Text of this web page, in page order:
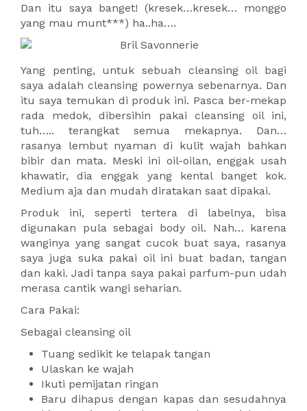
Dan itu saya banget! (kresek…kresek… monggo
yang mau munt***) ha..ha….
Yang penting, untuk sebuah cleansing oil bagi
saya adalah cleansing powernya sebenarnya. Dan
itu saya temukan di produk ini. Pasca ber-mekap
rada medok, dibersihin pakai cleansing oil ini,
tuh….. terangkat semua mekapnya. Dan…
rasanya lembut nyaman di kulit wajah bahkan
bibir dan mata. Meski ini oil-oilan, enggak usah
khawatir, dia enggak yang kental banget kok.
Medium aja dan mudah diratakan saat dipakai.
Produk ini, seperti tertera di labelnya, bisa
digunakan pula sebagai body oil. Nah… karena
wanginya yang sangat cucok buat saya, rasanya
saya juga suka pakai oil ini buat badan, tangan
dan kaki. Jadi tanpa saya pakai parfum-pun udah
merasa cantik wangi seharian.
Cara Pakai:
Sebagai cleansing oil
Tuang sedikit ke telapak tangan
Ulaskan ke wajah
Ikuti pemijatan ringan
Baru dihapus dengan kapas dan sesudahnya